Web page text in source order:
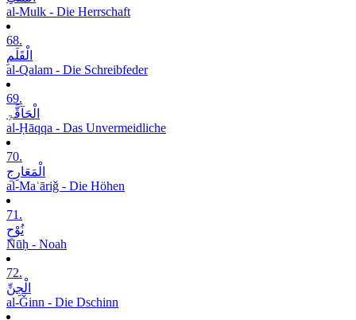
al-Mulk - Die Herrschaft
68.
الْقَلَمِ
al-Qalam - Die Schreibfeder
69.
الْحَآقَّۃِ
al-Ḥāqqa - Das Unvermeidliche
70.
الْمَعَارِجِ
al-Maʿāriǧ - Die Höhen
71.
نُوْحٍ
Nūḥ - Noah
72.
الْجِنِّ
al-Ǧinn - Die Dschinn